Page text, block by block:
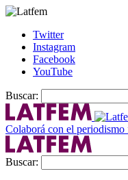
Twitter
Instagram
Facebook
YouTube
Buscar:
Colaborá con el periodismo
Buscar: